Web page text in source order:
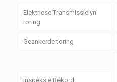
Elektriese Transmissielyn
toring
Geankerde toring
inspeksie Rekord